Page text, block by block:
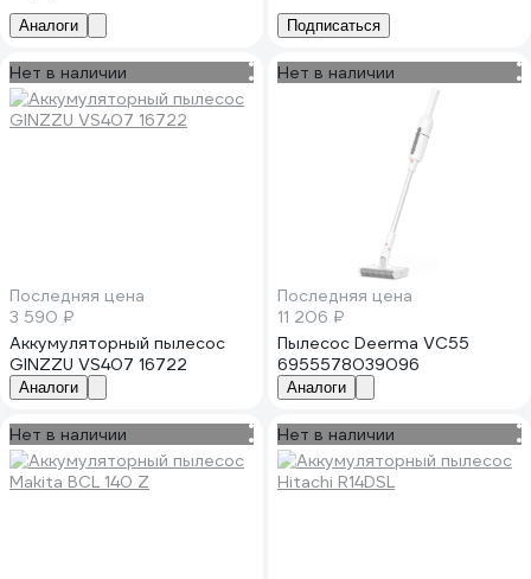
Аналоги Подписаться
Нет в наличии
Последняя цена
3 590 ₽
Аккумуляторный пылесос
GINZZU VS407 16722
Аналоги
Нет в наличии
Последняя цена
11 206 ₽
Пылесос Deerma VC55
6955578039096
Аналоги
Нет в наличии Нет в наличии